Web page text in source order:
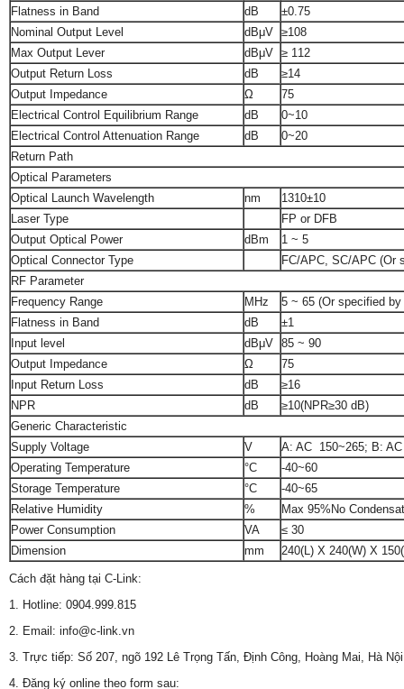
Flatness in Band
dB
±0.75
Nominal Output Level
dBμV ≥108
Max Output Lever
dBμV ≥ 112
Output Return Loss
dB
≥14
Output Impedance
Ω
75
Electrical Control Equilibrium Range
dB
0~10
Electrical Control Attenuation Range
dB
0~20
Return Path
Optical Parameters
Optical Launch Wavelength
nm
1310±10
Laser Type
FP or DFB
Output Optical Power
dBm
1 ~ 5
Optical Connector Type
FC/APC, SC/APC (Or
RF Parameter
Frequency Range
MHz
5 ~ 65 (Or specified by
Flatness in Band
dB
±1
Input level
dBμV 85 ~ 90
Output Impedance
Ω
75
Input Return Loss
dB
≥16
NPR
dB
≥10(NPR≥30 dB)
Generic Characteristic
Supply Voltage
V
A: AC 150~265; B:
Operating Temperature
°C
-40~60
Storage Temperature
°C
-40~65
Relative Humidity
%
Max 95%No
Power Consumption
VA
≤ 30
Dimension
mm 240(L) X 240(W) X
Cách đặt hàng tại C-Link:
1. Hotline: 0904.999.815
2. Email: info@c-link.vn
3. Trực tiếp: Số 207, ngõ 192 Lê Trọng Tấn, Định Công, Hoàng Mai, Hà Nội
4. Đăng ký online theo form sau: